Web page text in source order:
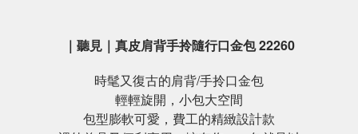
｜聽見｜真皮肩背手拎隨行口金包 22260
時髦又復古的肩背/手拎口金包
輕輕旋開，小包大空間
包型膨軟可愛，費工的精緻設計款